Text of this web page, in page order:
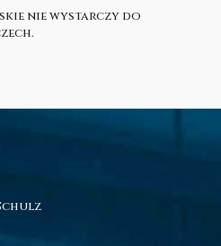
nie wystarczy do